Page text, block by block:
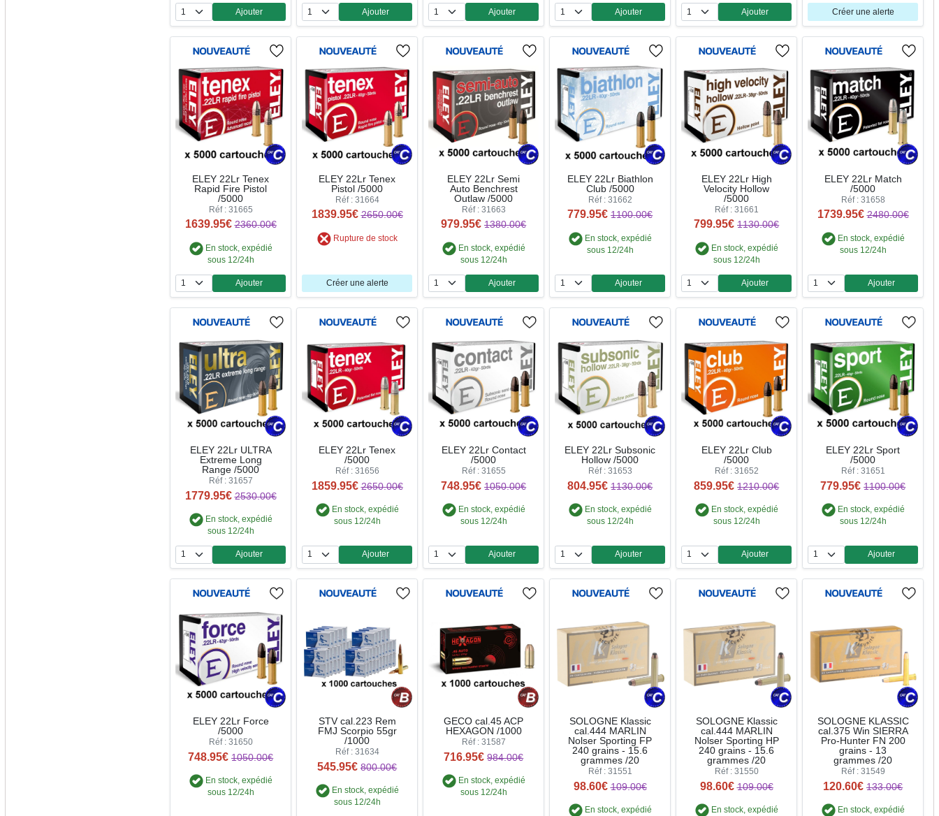
Quantité
Ajouter
Quantité
Ajouter
Quantité
Ajouter
Quantité
Ajouter
Quantité
Ajouter Créer une alerte
ELEY 22Lr Tenex
Rapid Fire Pistol
/5000
Réf : 31665
1639.95€ 2360.00€
En stock, expédié
sous 12/24h
Quantité
Ajouter
ELEY 22Lr Tenex
Pistol /5000
Réf : 31664
1839.95€ 2650.00€
Rupture de stock
Créer une alerte
ELEY 22Lr Semi
Auto Benchrest
Outlaw /5000
Réf : 31663
979.95€ 1380.00€
En stock, expédié
sous 12/24h
Quantité
Ajouter
ELEY 22Lr Biathlon
Club /5000
Réf : 31662
779.95€ 1100.00€
En stock, expédié
sous 12/24h
Quantité
Ajouter
ELEY 22Lr High
Velocity Hollow
/5000
Réf : 31661
799.95€ 1130.00€
En stock, expédié
sous 12/24h
Quantité
Ajouter
ELEY 22Lr Match
/5000
Réf : 31658
1739.95€ 2480.00€
En stock, expédié
sous 12/24h
Quantité
Ajouter
ELEY 22Lr ULTRA
Extreme Long
Range /5000
Réf : 31657
1779.95€ 2530.00€
En stock, expédié
sous 12/24h
Quantité
Ajouter
ELEY 22Lr Tenex
/5000
Réf : 31656
1859.95€ 2650.00€
En stock, expédié
sous 12/24h
Quantité
Ajouter
ELEY 22Lr Contact
/5000
Réf : 31655
748.95€ 1050.00€
En stock, expédié
sous 12/24h
Quantité
Ajouter
ELEY 22Lr Subsonic
Hollow /5000
Réf : 31653
804.95€ 1130.00€
En stock, expédié
sous 12/24h
Quantité
Ajouter
ELEY 22Lr Club
/5000
Réf : 31652
859.95€ 1210.00€
En stock, expédié
sous 12/24h
Quantité
Ajouter
ELEY 22Lr Sport
/5000
Réf : 31651
779.95€ 1100.00€
En stock, expédié
sous 12/24h
Quantité
Ajouter
ELEY 22Lr Force
/5000
Réf : 31650
748.95€ 1050.00€
En stock, expédié
sous 12/24h
STV cal.223 Rem
FMJ Scorpio 55gr
/1000
Réf : 31634
545.95€ 800.00€
En stock, expédié
sous 12/24h
GECO cal.45 ACP
HEXAGON /1000
Réf : 31587
716.95€ 984.00€
En stock, expédié
sous 12/24h
SOLOGNE Klassic
cal.444 MARLIN
Nolser Sporting FP
240 grains - 15.6
grammes /20
Réf : 31551
98.60€ 109.00€
En stock, expédié
SOLOGNE Klassic
cal.444 MARLIN
Nolser Sporting HP
240 grains - 15.6
grammes /20
Réf : 31550
98.60€ 109.00€
En stock, expédié
SOLOGNE KLASSIC
cal.375 Win SIERRA
Pro-Hunter FN 200
grains - 13
grammes /20
Réf : 31549
120.60€ 133.00€
En stock, expédié